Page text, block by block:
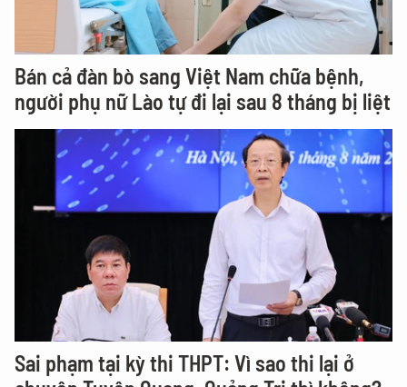
Bán cả đàn bò sang Việt Nam chữa bệnh,
người phụ nữ Lào tự đi lại sau 8 tháng bị liệt
Sai phạm tại kỳ thi THPT: Vì sao thi lại ở